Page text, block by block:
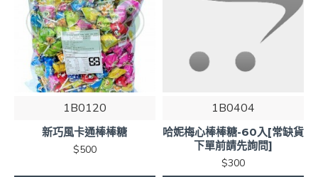
1B0120
新巧風卡通棒棒糖
$500
1B0404
哈妮梅心棒棒糖-60入[常缺貨
下單前請先詢問]
$300